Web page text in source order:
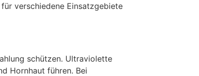
verschiedene Einsatzgebiete
schützen. Ultraviolette
Hornhaut führen. Bei